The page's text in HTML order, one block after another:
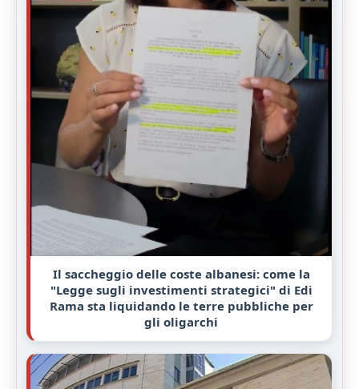
Il saccheggio delle coste albanesi: come la
"Legge sugli investimenti strategici" di Edi
Rama sta liquidando le terre pubbliche per
gli oligarchi